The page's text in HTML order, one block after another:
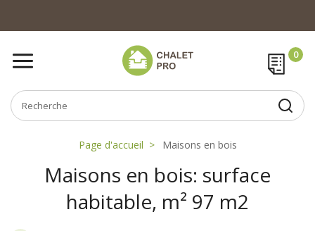
Page d'accueil Maisons en bois
Maisons en bois: surface
habitable, m² 97 m2